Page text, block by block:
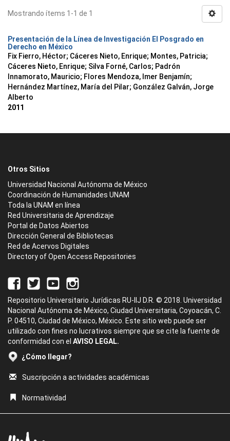
Mostrando ítems 1-1 de 1
Presentación de la Línea de Investigación El Posgrado en
Derecho en México
Fix Fierro, Héctor; Cáceres Nieto, Enrique; Montes, Patricia;
Cáceres Nieto, Enrique; Silva Forné, Carlos; Padrón
Innamorato, Mauricio; Flores Mendoza, Imer Benjamín;
Hernández Martínez, María del Pilar; González Galván, Jorge
Alberto
2011
Otros Sitios
Universidad Nacional Autónoma de México
Coordinación de Humanidades UNAM
Toda la UNAM en línea
Red Universitaria de Aprendizaje
Portal de Datos Abiertos
Dirección General de Bibliotecas
Red de Acervos Digitales
Directory of Open Access Repositories
Repositorio Universitario Jurídicas RU-IIJ D.R. © 2018. Universidad
Nacional Autónoma de México, Ciudad Universitaria, Coyoacán, C.
P. 04510, Ciudad de México, México. Este sitio web puede ser
utilizado con fines no lucrativos siempre que se cite la fuente de
conformidad con el AVISO LEGAL.
¿Cómo llegar?
Suscripción a actividades académicas
Normatividad